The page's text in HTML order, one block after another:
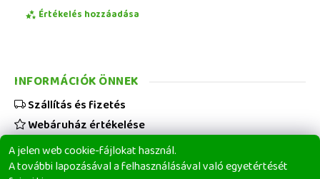
Értékelés hozzáadása
A jelen web cookie-fájlokat használ.
A további lapozásával a felhasználásával való egyetértését
INFORMÁCIÓK ÖNNEK
Szállítás és fizetés
Webáruház értékelése
Viszonteladóknak
Üzleti feltételek